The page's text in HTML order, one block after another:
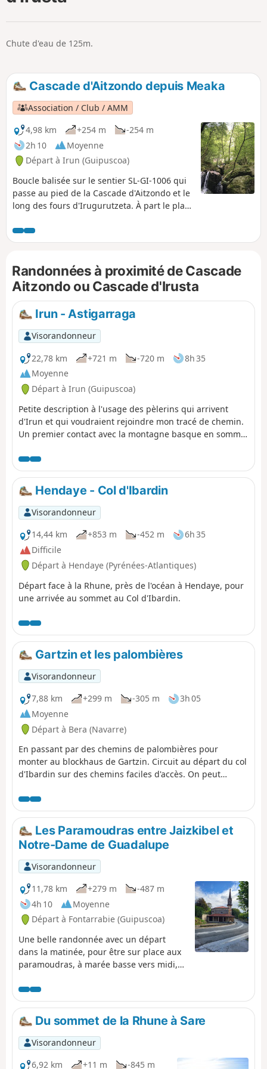
Chute d'eau de 125m.
Cascade d'Aitzondo depuis Meaka
Association / Club / AMM
4,98 km
+254 m
-254 m
2h 10
Moyenne
Départ à Irun (Guipuscoa)
Boucle balisée sur le sentier SL-GI-1006 qui
passe au pied de la Cascade d'Aitzondo et le
long des fours d'Irugurutzeta. À part le plan
reste de la randonnée est une agréable
balade ombragée en grande partie et sans
cascade est magnifique pour ceux qui
arriveront à s'approcher.
Randonnées à proximité de Cascade
Aitzondo ou Cascade d'Irusta
Irun - Astigarraga
Visorandonneur
22,78 km
+721 m -720 m
8h 35
Moyenne
Départ à Irun (Guipuscoa)
Petite description à l'usage des pèlerins qui arrivent
d'Irun et qui voudraient rejoindre mon tracé de chemin.
Un premier contact avec la montagne basque en somme.
restaurants typiques où on y boit à volonté (voir à satiété
!) le cidre basque. Première étape du Camino Vasco del
Interior.Hendaye - Col d'Ibardin
Visorandonneur
14,44 km
+853 m -452 m
6h 35
Difficile
Départ à Hendaye (Pyrénées-Atlantiques)
Départ face à la Rhune, près de l'océan à Hendaye, pour
une arrivée au sommet au Col d'Ibardin.
Gartzin et les palombières
Visorandonneur
7,88 km
+299 m -305 m
3h 05
Moyenne
Départ à Bera (Navarre)
En passant par des chemins de palombières pour
monter au blockhaus de Gartzin. Circuit au départ du col
d'Ibardin sur des chemins faciles d'accès. On peut
Les Paramoudras entre Jaizkibel et
Notre-Dame de Guadalupe
Visorandonneur
11,78 km
+279 m
-487 m
4h 10
Moyenne
Départ à Fontarrabie (Guipuscoa)
Une belle randonnée avec un départ
dans la matinée, pour être sur place aux
paramoudras, à marée basse vers midi,
du pique-nique avant le retour en début
d'après-midi. Ce sens a été choisi pour
diminuer le dénivelé, par contre certaines
parties du parcours peuvent être raides
et nécessiter un certain effort physique.
Les sentiers peuvent également être
étroits et accidentés par endroits, ce qui
Du sommet de la Rhune à Sare
Visorandonneur
6,92 km
+11 m -845 m